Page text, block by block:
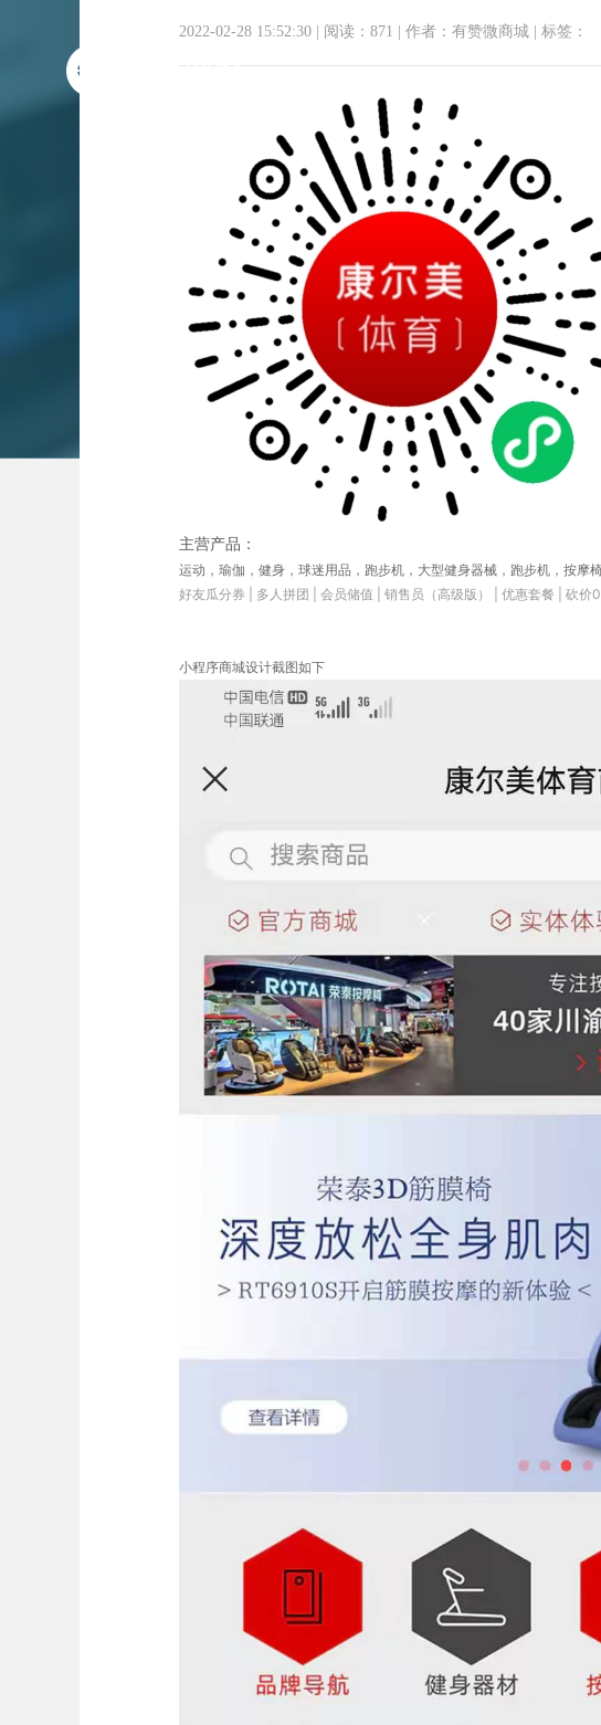
康尔美
2022-02-28 15:52:30 阅读：871 作者：有赞微商城 标签：
主营产品：
运动，瑜伽，健身，球迷用品，跑步机，大型健身器械，跑步机，按摩
好友瓜分券 | 多人拼团 | 会员储值 | 销售员（高级版） | 优惠套餐 | 砍
小程序商城设计截图如下